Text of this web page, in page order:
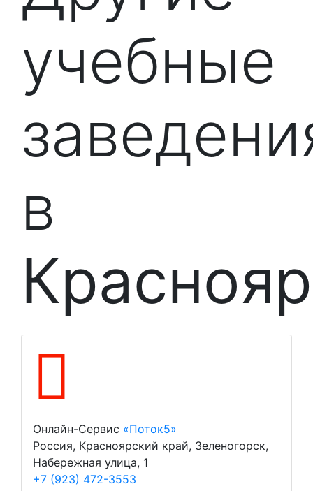
учебные
в
Онлайн-Сервис «Поток5»
Россия, Красноярский край, Зеленогорск,
Набережная улица, 1
+7 (923) 472-3553